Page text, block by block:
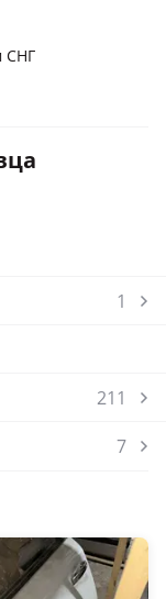
1997 - 2000 2
СНГ
1
211
7